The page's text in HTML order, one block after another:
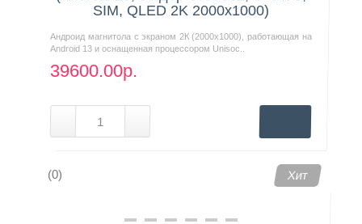
SIM, QLED 2K 2000x1000)
Андроид магнитола с экраном 2К (2000х1000), работающая на
Android 13 и оснащенная процессором Unisoc..
39600.00р.
(0) Хит